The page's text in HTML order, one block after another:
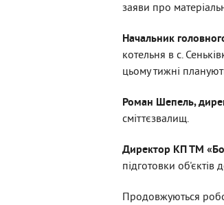
заяви про
Начальник
котельня в с.
цьому тижні
Роман Шепель,
сміттєзвалищ.
Директор КП ТМ
підготовки
Продовжуються